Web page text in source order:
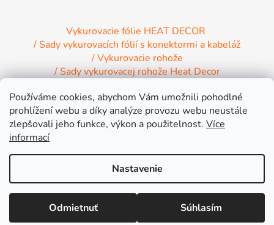
Používáme cookies, abychom Vám umožnili pohodlné
prohlížení webu a díky analýze provozu webu neustále
zlepšovali jeho funkce, výkon a použitelnost. Více
informací
Nastavenie
Odmietnuť Súhlasím
Lepšia cena inde alebo väčšia objednávka? Pripravíme Vám výhodnú
Vykurovacie fólie HEAT DECOR
/ Sady vykurovacích fólií s konektormi a kabeláž
/ Vykurovacie rohože
/ Sady vykurovacej rohože Heat Decor
/ Inštalačný materiál / Vykurovacie Infrapanely
/ Relaxačné lehátko NIRE s Infra ohrevom
Vytvoril Shoptet
Copyright 2026
INFRA HEAT s.r.o.. Všetky práva